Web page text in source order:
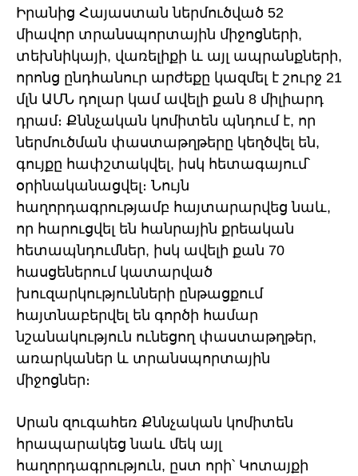
Իրանից Հայաստան ներմուծված 52
միավոր տրանսպորտային միջոցների,
տեխնիկայի, վառելիքի և այլ ապրանքների,
որոնց ընդհանուր արժեքը կազմել է շուրջ 21
մլն ԱՄՆ դոլար կամ ավելի քան 8 միլիարդ
դրամ։ Քննչական կոմիտեն պնդում է, որ
ներմուծման փաստաթղթերը կեղծվել են,
գույքը հափշտակվել, իսկ հետագայում՝
օրինականացվել։ Նույն
հաղորդագրությամբ հայտարարվեց նաև,
որ հարուցվել են հանրային քրեական
հետապնդումներ, իսկ ավելի քան 70
հասցեներում կատարված
խուզարկությունների ընթացքում
հայտնաբերվել են գործի համար
նշանակություն ունեցող փաստաթղթեր,
առարկաներ և տրանսպորտային
միջոցներ։
Սրան զուգահեռ Քննչական կոմիտեն
հրապարակեց նաև մեկ այլ
հաղորդագրություն, ըստ որի՝ Կոտայքի